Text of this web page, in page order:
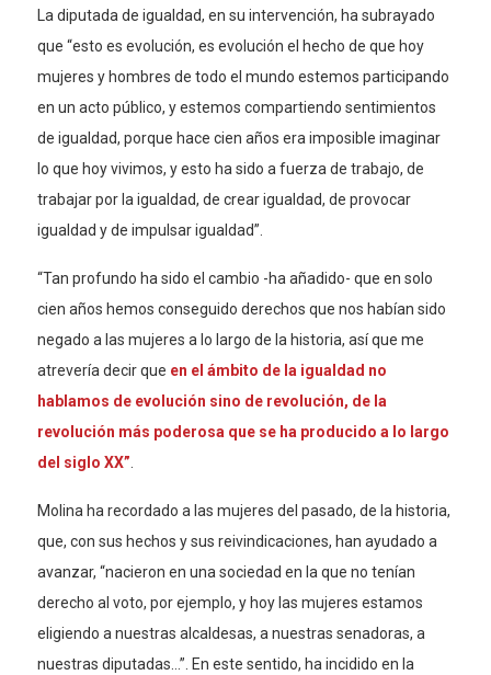
La diputada de igualdad, en su intervención, ha subrayado
que “esto es evolución, es evolución el hecho de que hoy
mujeres y hombres de todo el mundo estemos participando
en un acto público, y estemos compartiendo sentimientos
de igualdad, porque hace cien años era imposible imaginar
lo que hoy vivimos, y esto ha sido a fuerza de trabajo, de
trabajar por la igualdad, de crear igualdad, de provocar
igualdad y de impulsar igualdad”.
“Tan profundo ha sido el cambio -ha añadido- que en solo
cien años hemos conseguido derechos que nos habían sido
negado a las mujeres a lo largo de la historia, así que me
atrevería decir que en el ámbito de la igualdad no
hablamos de evolución sino de revolución, de la
revolución más poderosa que se ha producido a lo largo
del siglo XX”.
Molina ha recordado a las mujeres del pasado, de la historia,
que, con sus hechos y sus reivindicaciones, han ayudado a
avanzar, “nacieron en una sociedad en la que no tenían
derecho al voto, por ejemplo, y hoy las mujeres estamos
eligiendo a nuestras alcaldesas, a nuestras senadoras, a
nuestras diputadas…”. En este sentido, ha incidido en la